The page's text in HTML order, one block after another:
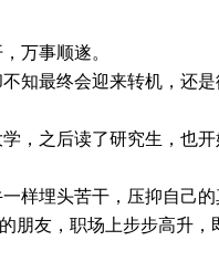
万事顺遂。
知最终会迎来转机，还
，之后读了研究生，也
埋头苦干，压抑自己的
朋友，职场上步步高升，